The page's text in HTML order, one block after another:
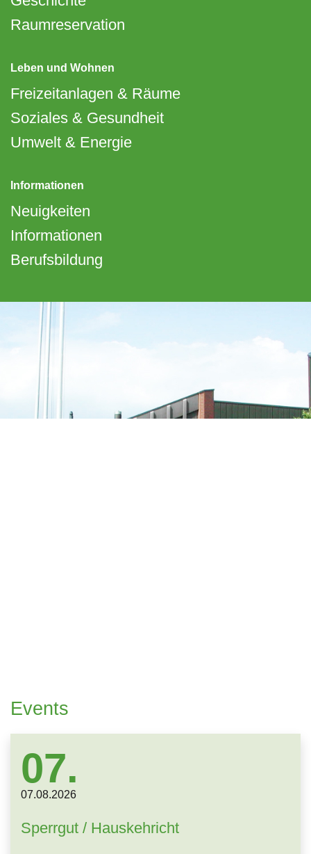
Raumreservation
Leben und Wohnen
Freizeitanlagen & Räume
Soziales & Gesundheit
Umwelt & Energie
Informationen
Neuigkeiten
Informationen
Berufsbildung
Verschiedene Informationen
Events
07.
07.08.2026
Sperrgut / Hauskehricht